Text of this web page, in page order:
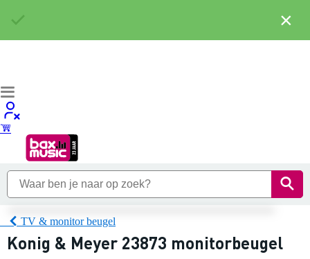
TV & monitor beugel
Konig & Meyer 23873 monitorbeugel
×